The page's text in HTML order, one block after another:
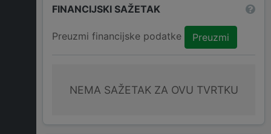
FINANCIJSKI SAŽETAK
Preuzmi financijske podatke Preuzmi
NEMA SAŽETAK ZA OVU TVRTKU